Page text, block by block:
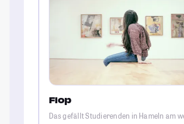
Flop
Das gefällt Studierenden in Hameln am